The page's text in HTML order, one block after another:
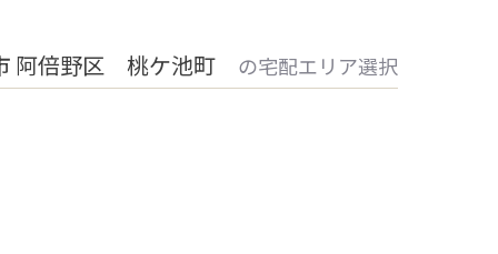
阿倍野区 桃ケ池町 の宅配エリア選択